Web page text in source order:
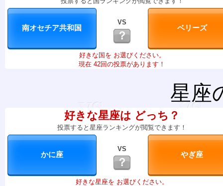
VS
？
好きな国を お選びください。
現在 42回の投票があります！
星座
好きな星座は どっち？
投票すると星座ランキングが閲覧できます！
VS
？
好きな星座を お選びください。